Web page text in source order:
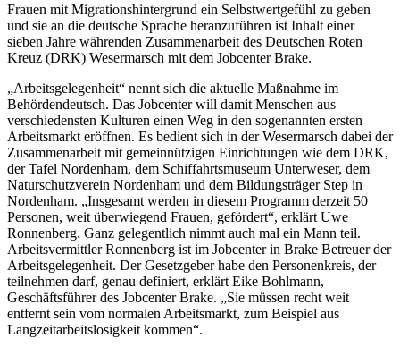
Frauen mit Migrationshintergrund ein Selbstwertgefühl zu geben
und sie an die deutsche Sprache heranzuführen ist Inhalt einer
sieben Jahre währenden Zusammenarbeit des Deutschen Roten
Kreuz (DRK) Wesermarsch mit dem Jobcenter Brake.
„Arbeitsgelegenheit“ nennt sich die aktuelle Maßnahme im
Behördendeutsch. Das Jobcenter will damit Menschen aus
verschiedensten Kulturen einen Weg in den sogenannten ersten
Arbeitsmarkt eröffnen. Es bedient sich in der Wesermarsch dabei der
Zusammenarbeit mit gemeinnützigen Einrichtungen wie dem DRK,
der Tafel Nordenham, dem Schiffahrtsmuseum Unterweser, dem
Naturschutzverein Nordenham und dem Bildungsträger Step in
Nordenham. „Insgesamt werden in diesem Programm derzeit 50
Personen, weit überwiegend Frauen, gefördert“, erklärt Uwe
Ronnenberg. Ganz gelegentlich nimmt auch mal ein Mann teil.
Arbeitsvermittler Ronnenberg ist im Jobcenter in Brake Betreuer der
Arbeitsgelegenheit. Der Gesetzgeber habe den Personenkreis, der
teilnehmen darf, genau definiert, erklärt Eike Bohlmann,
Geschäftsführer des Jobcenter Brake. „Sie müssen recht weit
entfernt sein vom normalen Arbeitsmarkt, zum Beispiel aus
Langzeitarbeitslosigkeit kommen“.